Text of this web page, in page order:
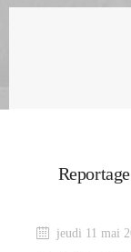
jeudi 11 mai